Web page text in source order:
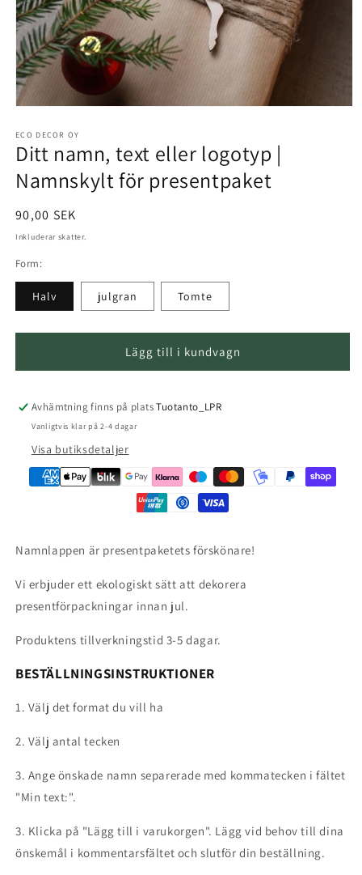
1
i
ett
modalt
fönster
ECO DECOR OY
Ditt namn, text eller logotyp |
Namnskylt för presentpaket
Normalt
pris
90,00 SEK
Inkluderar skatter.
Form:
Halv julgran Tomte
Lägg till i kundvagn
Avhämtning finns på platsTuotanto_LPR
Vanligtvis klar på 2-4 dagar
Visa butiksdetaljer
Namnlappen är presentpaketets förskönare!
Vi erbjuder ett ekologiskt sätt att dekorera
presentförpackningar innan jul.
Produktens tillverkningstid 3-5 dagar.
BESTÄLLNINGSINSTRUKTIONER
1. Välj det format du vill ha
2. Välj antal tecken
3. Ange önskade namn separerade med kommatecken i fältet
"Min text:".
3. Klicka på "Lägg till i varukorgen". Lägg vid behov till dina
önskemål i kommentarsfältet och slutför din beställning.